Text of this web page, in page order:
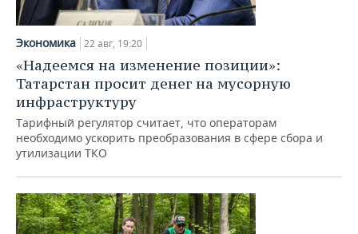
Экономика 22 авг, 19:20
«Надеемся на изменение позиции»:
Татарстан просит денег на мусорную
инфраструктуру
Тарифный регулятор считает, что операторам
необходимо ускорить преобразования в сфере сбора и
утилизации ТКО